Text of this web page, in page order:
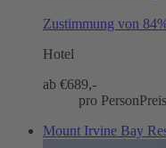
Zustimmung von
Hotel
ab €689,-
pro Person
Mount Irvine Bay